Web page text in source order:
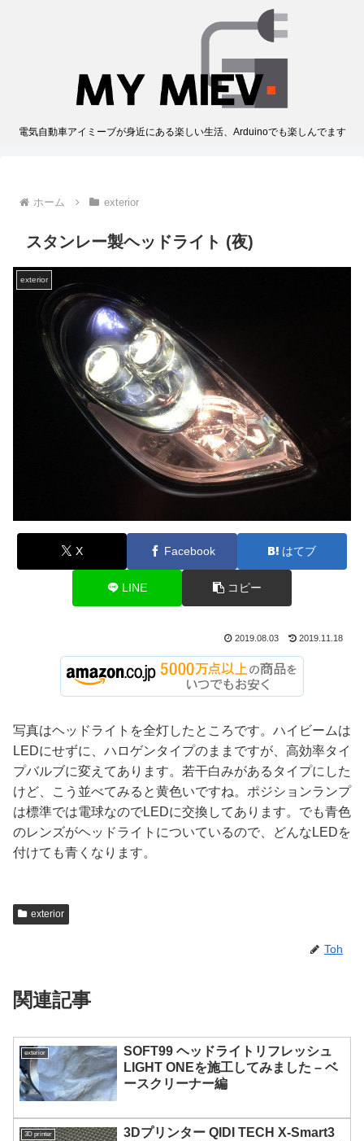
電気自動車アイミーブが身近にある楽しい生活、Arduinoでも楽しんでます
ホーム exterior
スタンレー製ヘッドライト (夜)
exterior
X Facebook はてブ
LINE コピー
2019.08.03 2019.11.18
写真はヘッドライトを全灯したところです。ハイビームは
LEDにせずに、ハロゲンタイプのままですが、高効率タイ
プバルブに変えてあります。若干白みがあるタイプにした
けど、こう並べてみると黄色いですね。ポジションランプ
は標準では電球なのでLEDに交換してあります。でも青色
のレンズがヘッドライトについているので、どんなLEDを
付けても青くなります。
exterior
Toh
関連記事
exterior
SOFT99 ヘッドライトリフレッシュ
LIGHT ONEを施工してみました – ベ
ースクリーナー編
3D printer
3Dプリンター QIDI TECH X-Smart3